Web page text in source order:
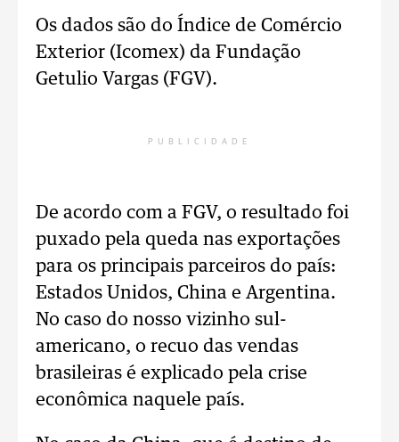
Os dados são do Índice de Comércio
Exterior (Icomex) da Fundação
Getulio Vargas (FGV).
PUBLICIDADE
De acordo com a FGV, o resultado foi
puxado pela queda nas exportações
para os principais parceiros do país:
Estados Unidos, China e Argentina.
No caso do nosso vizinho sul-
americano, o recuo das vendas
brasileiras é explicado pela crise
econômica naquele país.